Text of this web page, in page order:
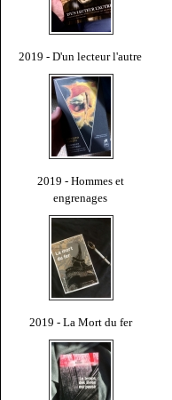
2019 - D'un lecteur l'autre
2019 - Hommes et
engrenages
2019 - La Mort du fer